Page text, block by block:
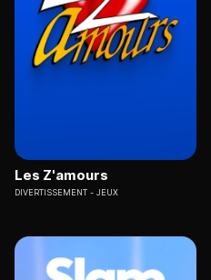
Les Z'amours
DIVERTISSEMENT JEUX